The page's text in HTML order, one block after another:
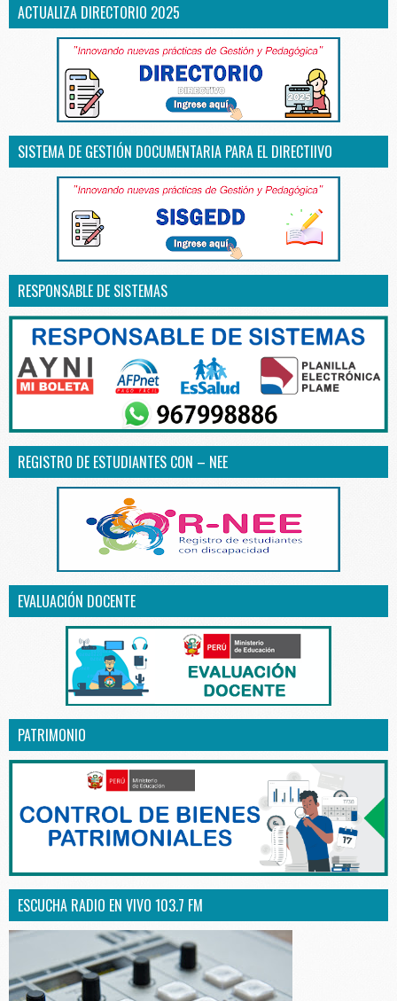
ACTUALIZA DIRECTORIO 2025
SISTEMA DE GESTIÓN DOCUMENTARIA PARA EL DIRECTIIVO
RESPONSABLE DE SISTEMAS
REGISTRO DE ESTUDIANTES CON – NEE
EVALUACIÓN DOCENTE
PATRIMONIO
ESCUCHA RADIO EN VIVO 103.7 FM